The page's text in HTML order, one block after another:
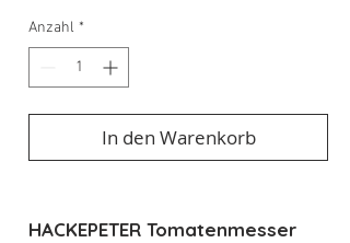
Anzahl *
In den Warenkorb
HACKEPETER Tomatenmesser